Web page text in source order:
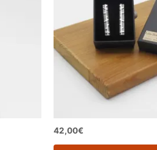
42,00€